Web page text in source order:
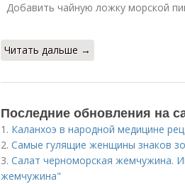
Добавить чайную ложку морской
Читать дальше →
Последние обновления на
1. Каланхоэ в народной медицине
2. Самые гулящие женщины знаков
3. Салат черноморская жемчужина.
жемчужина"